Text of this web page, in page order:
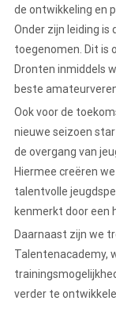
de ontwikkeling en
Onder zijn leiding is
toegenomen. Dit is
Dronten inmiddels
beste
Ook voor de
nieuwe seizoen
de overgang van
Hiermee creëren
talentvolle
kenmerkt door een
Daarnaast zijn we
Talentenacademy,
verder te